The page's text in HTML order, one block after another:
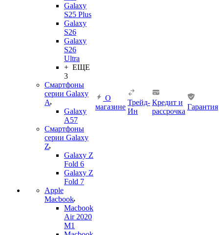
Galaxy
S25 Plus
Galaxy
S26
Galaxy
S26
Ultra
+ ЕЩЕ
3
Смартфоны
серии Galaxy
A
Galaxy
A57
Смартфоны
серии Galaxy
Z
Galaxy Z
Fold 6
Galaxy Z
Fold 7
Apple
Macbook
Macbook
Air 2020
M1
О
магазине
Трейд-
Ин
Кредит и
рассрочка
Гарантия